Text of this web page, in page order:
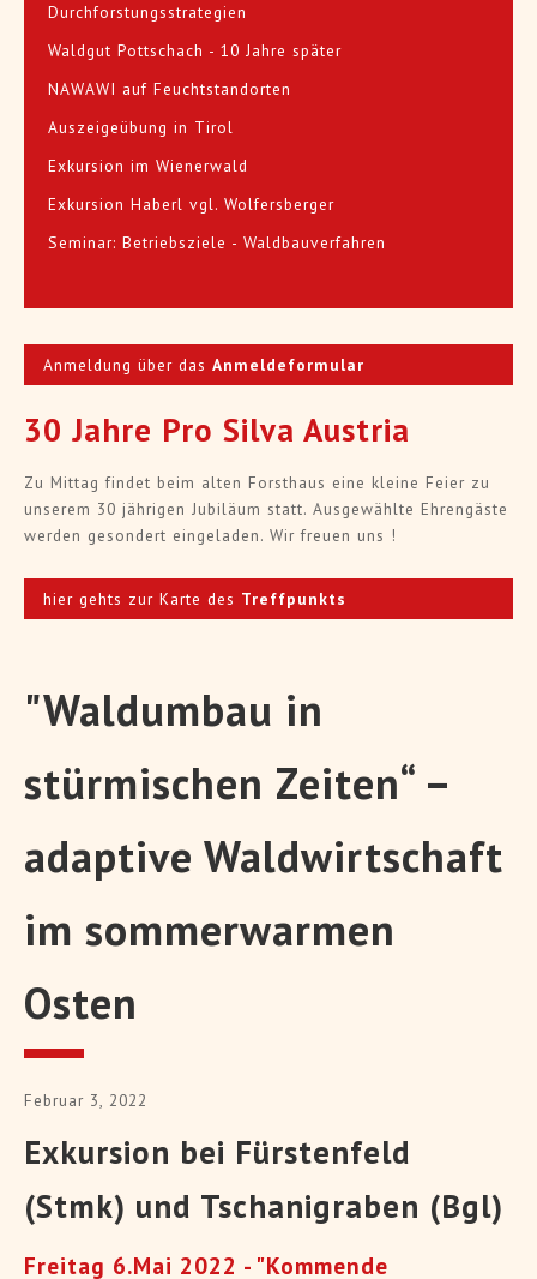
Durchforstungsstrategien
Waldgut Pottschach - 10 Jahre später
NAWAWI auf Feuchtstandorten
Auszeigeübung in Tirol
Exkursion im Wienerwald
Exkursion Haberl vgl. Wolfersberger
Seminar: Betriebsziele - Waldbauverfahren
Anmeldung über das Anmeldeformular
30 Jahre Pro Silva Austria
Zu Mittag findet beim alten Forsthaus eine kleine Feier zu
unserem 30 jährigen Jubiläum statt. Ausgewählte Ehrengäste
werden gesondert eingeladen. Wir freuen uns !
hier gehts zur Karte des Treffpunkts
"Waldumbau in
stürmischen Zeiten“ –
adaptive Waldwirtschaft
im sommerwarmen
Osten
Februar 3, 2022
Exkursion bei Fürstenfeld
(Stmk) und Tschanigraben (Bgl)
Freitag 6.Mai 2022 - "Kommende